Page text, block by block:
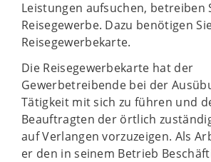
Leistungen aufsuchen, betreiben
Reisegewerbe. Dazu benötigen
Reisegewerbekarte.
Die Reisegewerbekarte hat der
Gewerbetreibende bei der
Tätigkeit mit sich zu führen und
Beauftragten der örtlich
auf Verlangen vorzuzeigen. Als
er den in seinem Betrieb